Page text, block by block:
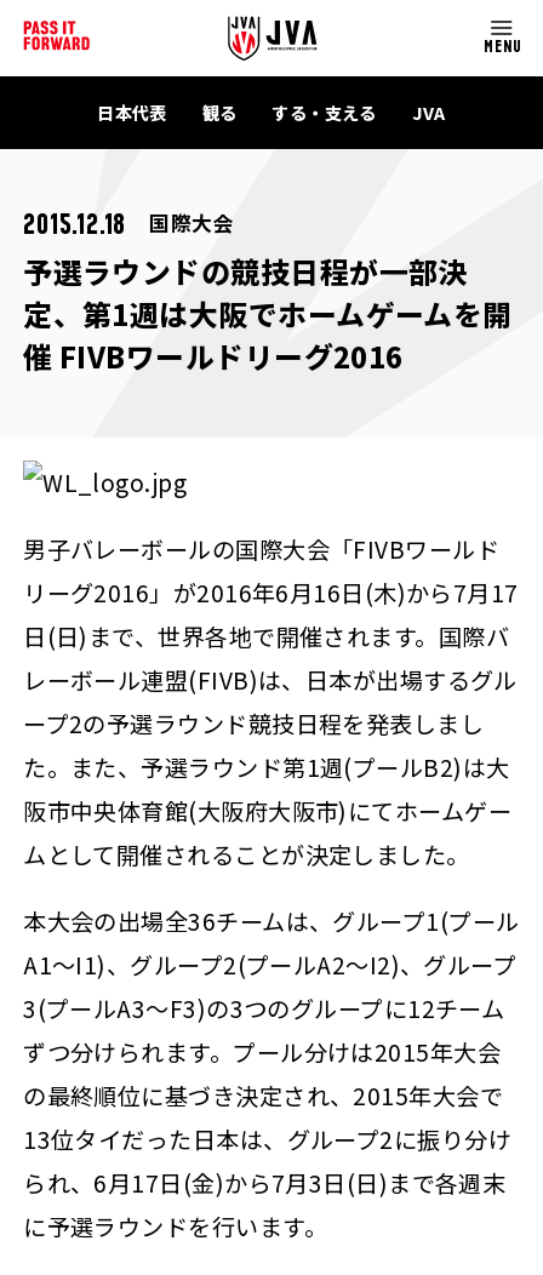
MENU
日本代表 観る する・支える JVA
2015.12.18 国際大会
予選ラウンドの競技日程が一部決
定、第1週は大阪でホームゲームを開
催 FIVBワールドリーグ2016
男子バレーボールの国際大会「FIVBワールド
リーグ2016」が2016年6月16日(木)から7月17
日(日)まで、世界各地で開催されます。国際バ
レーボール連盟(FIVB)は、日本が出場するグル
ープ2の予選ラウンド競技日程を発表しまし
た。また、予選ラウンド第1週(プールB2)は大
阪市中央体育館(大阪府大阪市)にてホームゲー
ムとして開催されることが決定しました。
本大会の出場全36チームは、グループ1(プール
A1～I1)、グループ2(プールA2～I2)、グループ
3(プールA3～F3)の3つのグループに12チーム
ずつ分けられます。プール分けは2015年大会
の最終順位に基づき決定され、2015年大会で
13位タイだった日本は、グループ2に振り分け
られ、6月17日(金)から7月3日(日)まで各週末
に予選ラウンドを行います。